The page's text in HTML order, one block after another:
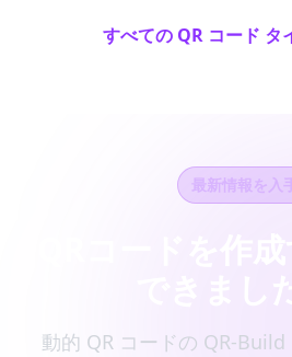
すべての QR コード タ
最新情報を入
動的 QR コードの QR-